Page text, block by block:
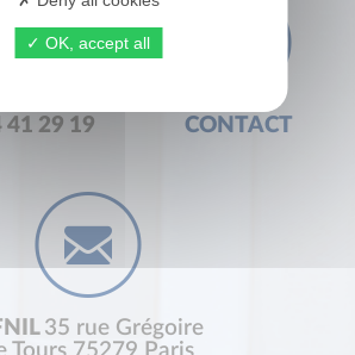
41 29 19 CONTACT
35 rue Grégoire
OK, accept all